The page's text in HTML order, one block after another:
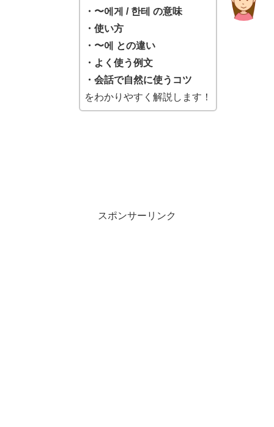
・〜에게 / 한테 の意味
・使い方
・〜에 との違い
・よく使う例文
・会話で自然に使うコツ
をわかりやすく解説します！
スポンサーリンク